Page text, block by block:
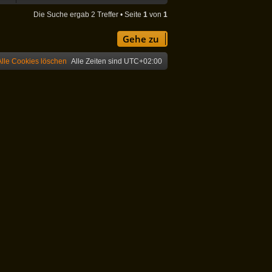
Die Suche ergab 2 Treffer • Seite 1 von 1
Gehe zu
Alle Zeiten sind UTC+02:00
Cookies löschen